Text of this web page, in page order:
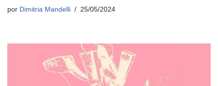
por Dimitria Mandelli 25/05/2024